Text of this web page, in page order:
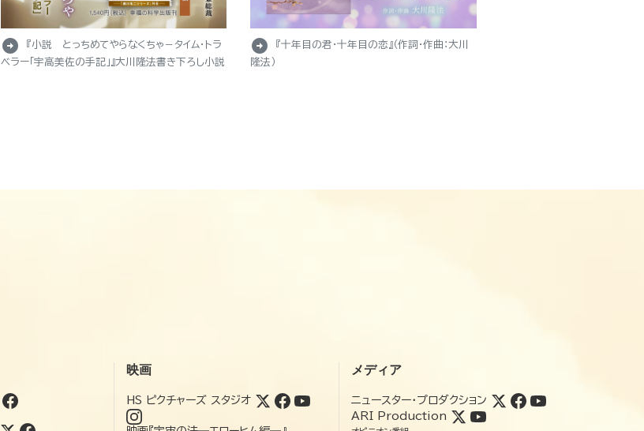
arrow_circle_right
『小説 とっちめてやらなくちゃ－タイム・トラ
ベラー「宇高美佐の手記」』大川隆法書き下ろし小説
arrow_circle_right
『十年目の君・十年目の恋』（作詞・作曲：大川
隆法）
映画
HS ピクチャーズ スタジオ
メディア
ニュースター・プロダクション
ARI Production